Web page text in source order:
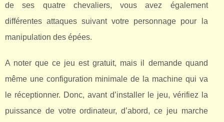
de ses quatre chevaliers, vous avez également
différentes attaques suivant votre personnage pour la
manipulation des épées.
A noter que ce jeu est gratuit, mais il demande quand
même une configuration minimale de la machine qui va
le réceptionner. Donc, avant d’installer le jeu, vérifiez la
puissance de votre ordinateur, d’abord, ce jeu marche